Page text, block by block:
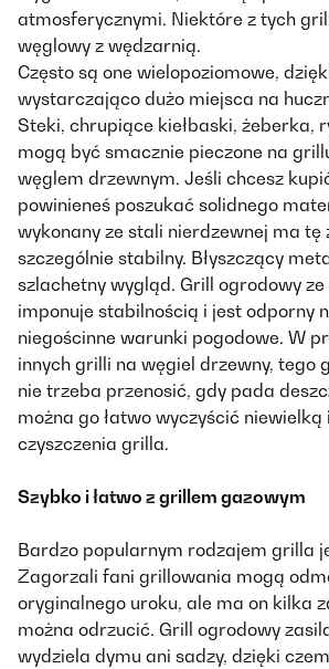
atmosferycznymi. Niektóre z tych
węglowy z wędzarnią.
Często są one wielopoziomowe,
wystarczająco dużo miejsca na
Steki, chrupiące kiełbaski, żeberka,
mogą być smacznie pieczone na
węglem drzewnym. Jeśli chcesz
powinieneś poszukać solidnego
wykonany ze stali nierdzewnej ma tę
szczególnie stabilny. Błyszczący
szlachetny wygląd. Grill ogrodowy
imponuje stabilnością i jest odporny
niegościnne warunki pogodowe. W
innych grilli na węgiel drzewny, tego
nie trzeba przenosić, gdy pada
można go łatwo wyczyścić
czyszczenia grilla.
Szybko i łatwo z grillem gazowym
Bardzo popularnym rodzajem grilla
Zagorzali fani grillowania mogą
oryginalnego uroku, ale ma on kilka
można odrzucić. Grill ogrodowy
wydziela dymu ani sadzy, dzięki